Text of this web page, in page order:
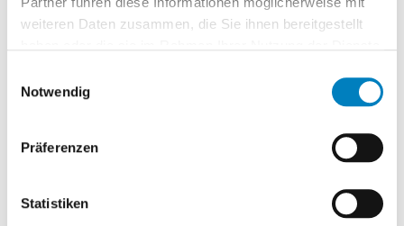
weiteren Daten zusammen, die Sie ihnen bereitgestellt
Notwendig
Präferenzen
Statistiken
Unterbeständen
GmbH
Instandhaltungslagers
mit dem COGLAS WEB